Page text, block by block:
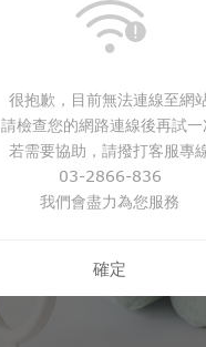
$114
很抱歉，目前無法連線至網
請檢查您的網路連線後再試一
若需要協助，請撥打客服專
03-2866-836
我們會盡力為您服務
確定